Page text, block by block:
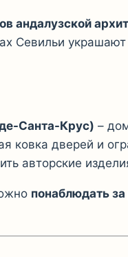
андалузской
Севильи
Санта-Крус) –
ковка дверей и
авторские
понаблюдать